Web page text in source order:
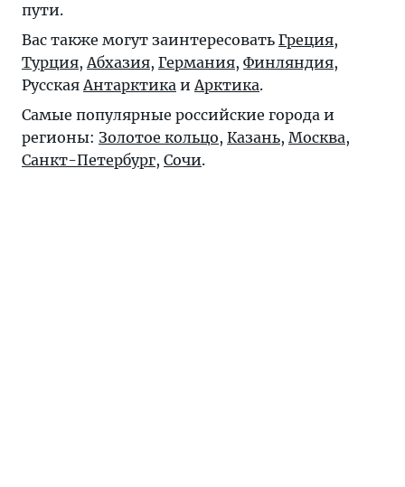
пути.
Вас также могут заинтересовать Греция,
Турция,Абхазия, Германия, Финляндия,
РусскаяАнтарктика иАрктика.
Самые популярные российские города и
регионы: Золотое кольцо, Казань, Москва,
Санкт-Петербург, Сочи.